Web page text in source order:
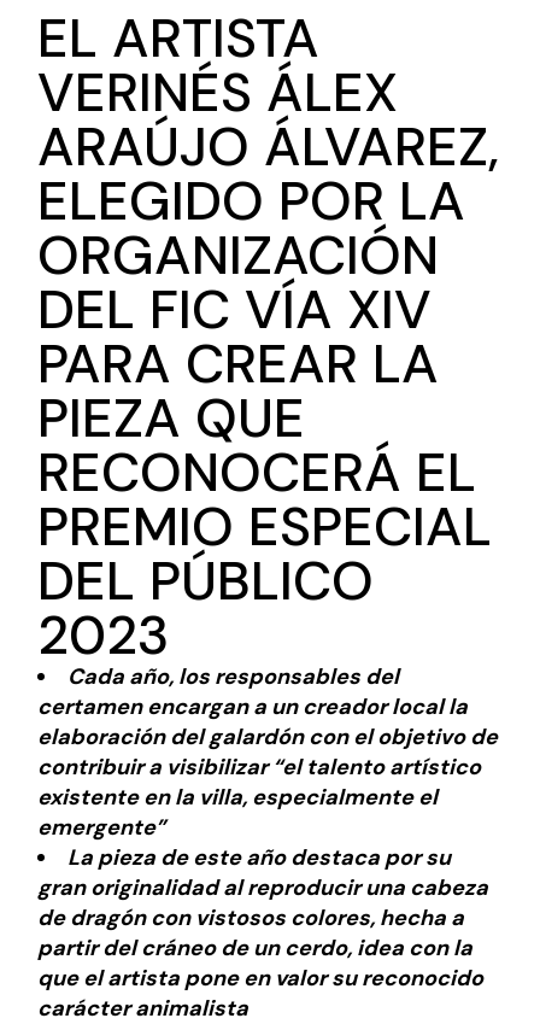
EL ARTISTA
VERINÉS ÁLEX
ARAÚJO ÁLVAREZ,
ELEGIDO POR LA
ORGANIZACIÓN
DEL FIC VÍA XIV
PARA CREAR LA
PIEZA QUE
RECONOCERÁ EL
PREMIO ESPECIAL
DEL PÚBLICO
2023
Cada año, los responsables del
certamen encargan a un creador local la
elaboración del galardón con el objetivo de
contribuir a visibilizar “el talento artístico
existente en la villa, especialmente el
emergente”
La pieza de este año destaca por su
gran originalidad al reproducir una cabeza
de dragón con vistosos colores, hecha a
partir del cráneo de un cerdo, idea con la
que el artista pone en valor su reconocido
carácter animalista